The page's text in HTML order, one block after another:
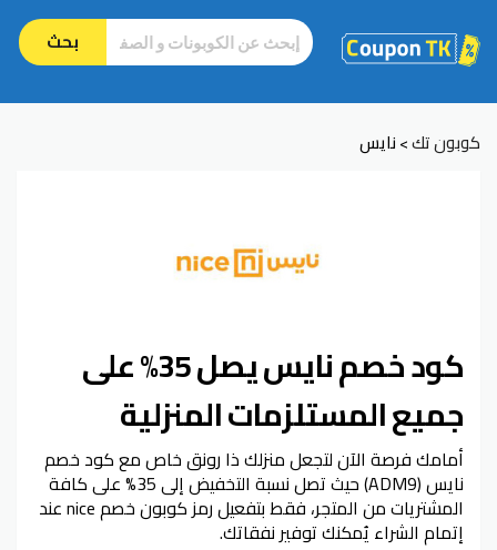
بحث
كوبون تك>نايس
كود خصم نايس يصل 35% على
جميع المستلزمات المنزلية
أمامك فرصة الآن لتجعل منزلك ذا رونق خاص مع كود خصم
نايس (ADM9) حيث تصل نسبة التخفيض إلى 35% على كافة
المشتريات من المتجر، فقط بتفعيل رمز كوبون خصم nice عند
إتمام الشراء يُمكنك توفير نفقاتك.